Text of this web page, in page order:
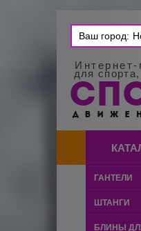
Ваш город:
Интернет-
для
ГАНТЕЛИ
ШТАНГИ
БЛИНЫ